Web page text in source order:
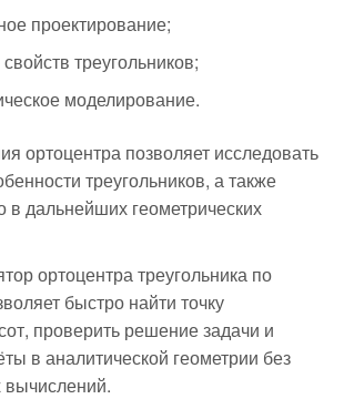
проектирование;
треугольников;
моделирование.
ортоцентра позволяет исследовать
треугольников, а также
в дальнейших геометрических
ортоцентра треугольника по
быстро найти точку
проверить решение задачи и
в аналитической геометрии без